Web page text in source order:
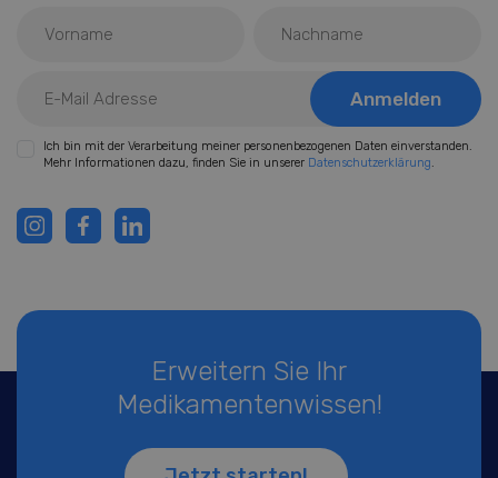
Ich bin mit der Verarbeitung meiner personenbezogenen Daten einverstanden.
Mehr Informationen dazu, finden Sie in unserer Datenschutzerklärung.
Erweitern Sie Ihr
Medikamentenwissen!